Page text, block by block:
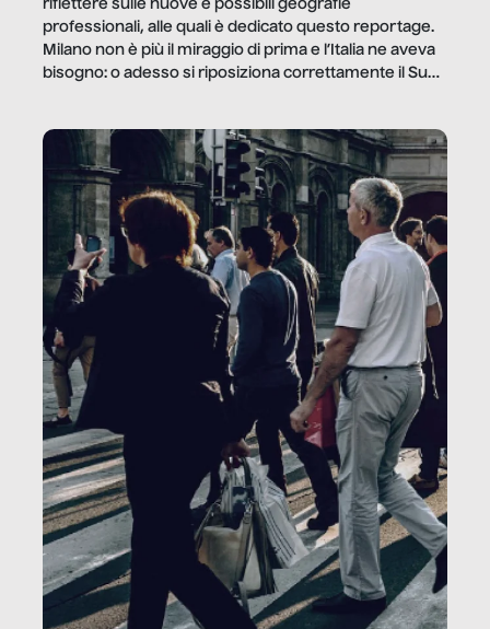
riflettere sulle nuove e possibili geografie
professionali, alle quali è dedicato questo reportage.
Milano non è più il miraggio di prima e l’Italia ne aveva
bisogno: o adesso si riposiziona correttamente il Sud